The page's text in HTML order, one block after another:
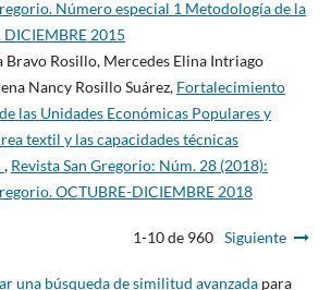
Número especial 1 Metodología de la
2015
Bravo Rosillo, Mercedes Elina Intriago
Nancy Rosillo Suárez, Fortalecimiento
las Unidades Económicas Populares y
textil y las capacidades técnicas
, Revista San Gregorio: Núm. 28 (2018):
OCTUBRE-DICIEMBRE 2018
1-10 de 960 Siguiente
una búsqueda de similitud avanzadapara